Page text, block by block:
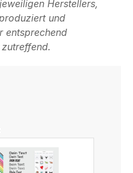
Herstellers,
und
entsprechend